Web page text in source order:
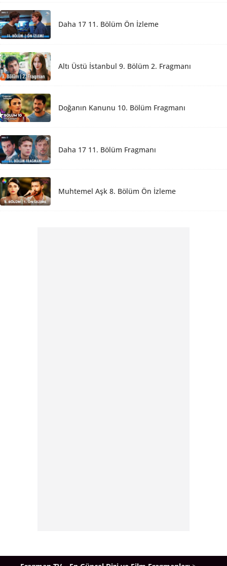
Daha 17 11. Bölüm Ön İzleme
Altı Üstü İstanbul 9. Bölüm 2. Fragmanı
Doğanın Kanunu 10. Bölüm Fragmanı
Daha 17 11. Bölüm Fragmanı
Muhtemel Aşk 8. Bölüm Ön İzleme